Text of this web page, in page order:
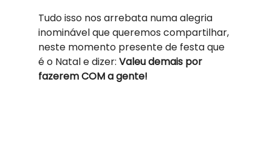
Tudo isso nos arrebata numa alegria
inominável que queremos compartilhar,
neste momento presente de festa que
é o Natal e dizer: Valeu demais por
fazerem COM a gente!